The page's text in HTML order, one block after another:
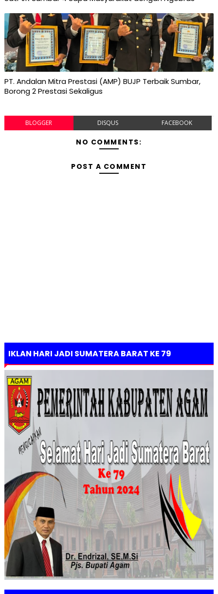
PT. Andalan Mitra Prestasi (AMP) BUJP Terbaik Sumbar,
Borong 2 Prestasi Sekaligus
BLOGGER DISQUS FACEBOOK
NO COMMENTS:
POST A COMMENT
IKLAN HARI JADI SUMATERA BARAT KE 79